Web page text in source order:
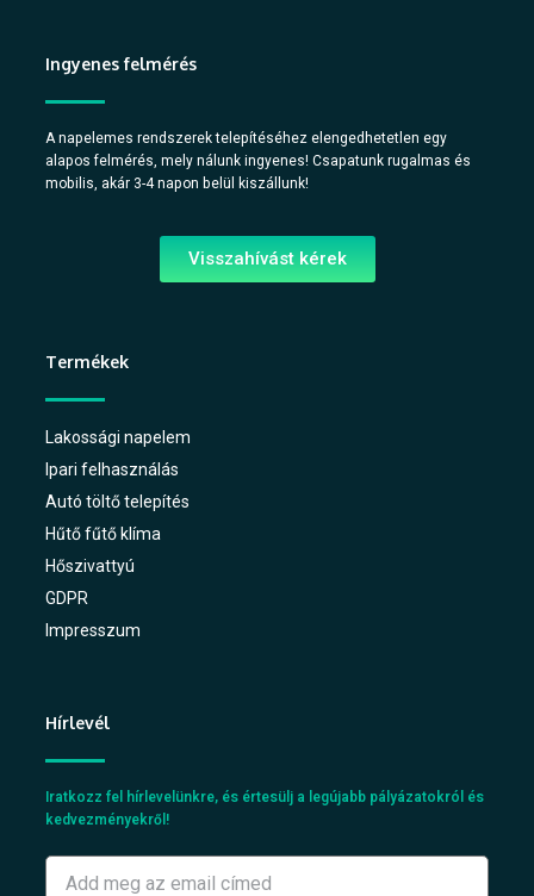
Ingyenes felmérés
A napelemes rendszerek telepítéséhez elengedhetetlen egy
alapos felmérés, mely nálunk ingyenes! Csapatunk rugalmas és
mobilis, akár 3-4 napon belül kiszállunk!
Visszahívást kérek
Termékek
Lakossági napelem
Ipari felhasználás
Autó töltő telepítés
Hűtő fűtő klíma
Hőszivattyú
GDPR
Impresszum
Hírlevél
Iratkozz fel hírlevelünkre, és értesülj a legújabb pályázatokról és
kedvezményekről!